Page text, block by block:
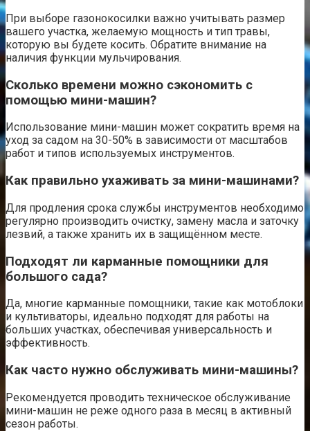
При выборе газонокосилки важно учитывать размер
вашего участка, желаемую мощность и тип травы,
которую вы будете косить. Обратите внимание на
наличия функции мульчирования.
Сколько времени можно сэкономить с
помощью мини-машин?
Использование мини-машин может сократить время на
уход за садом на 30-50% в зависимости от масштабов
работ и типов используемых инструментов.
Как правильно ухаживать за мини-машинами?
Для продления срока службы инструментов необходимо
регулярно производить очистку, замену масла и заточку
лезвий, а также хранить их в защищённом месте.
Подходят ли карманные помощники для
большого сада?
Да, многие карманные помощники, такие как мотоблоки
и культиваторы, идеально подходят для работы на
больших участках, обеспечивая универсальность и
эффективность.
Как часто нужно обслуживать мини-машины?
Рекомендуется проводить техническое обслуживание
мини-машин не реже одного раза в месяц в активный
сезон работы.